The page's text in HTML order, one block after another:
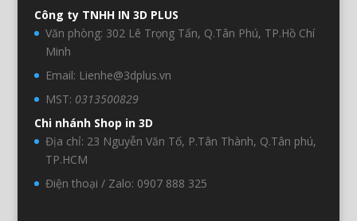
Công ty TNHH IN 3D PLUS
Văn phòng: 302 Lê Trọng Tấn, Q.Tân Phú, TP.Hồ Chí
Minh
Email: Lienhe@3dplus.vn
MST: 0313500829
Chi nhánh Shop in 3D
Địa chỉ: 23 Nguyễn Văn Tố, P.Tân Thành, Q.Tân phú,
TP.HCM
Điện thoại / Zalo: 0907 888 325